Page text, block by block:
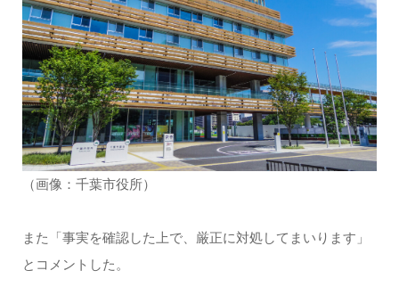
（画像：千葉市役所）
また「事実を確認した上で、厳正に対処してまいります」
とコメントした。